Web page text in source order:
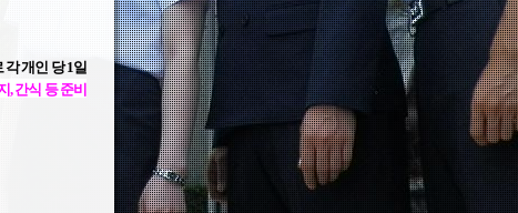
각 개인 당 1일
, 간식 등 준비